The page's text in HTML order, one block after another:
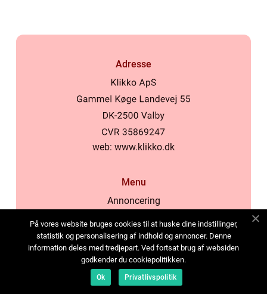
Adresse
web: www.klikko.dk
Menu
Annoncering
Cookies
Kontakt os
Sitemap
På vores website bruges cookies til at huske dine indstillinger,
statistik og personalisering af indhold og annoncer. Denne
information deles med tredjepart. Ved fortsat brug af websiden
godkender du cookiepolitikken.
Ok Privatlivspolitik